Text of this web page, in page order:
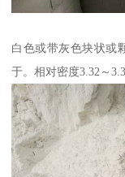
白色或带灰色块状或
于。相对密度3.32～